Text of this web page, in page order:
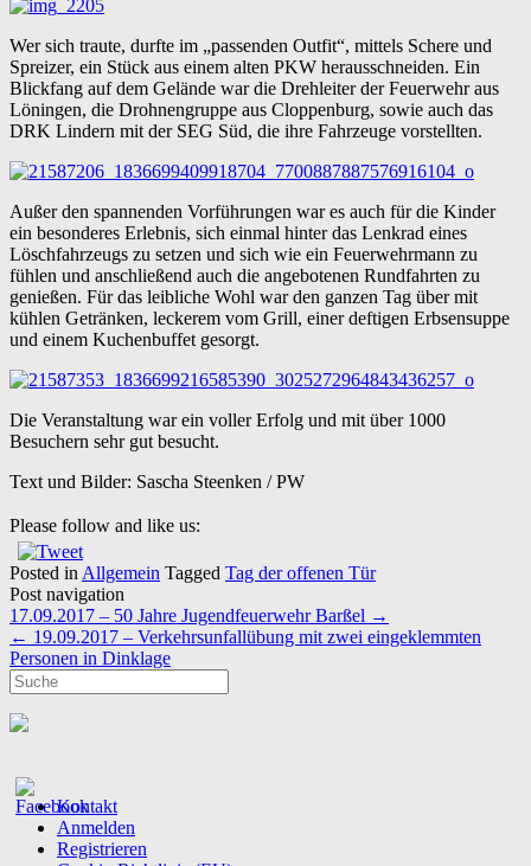
Wer sich traute, durfte im „passenden Outfit“, mittels Schere und
Spreizer, ein Stück aus einem alten PKW herausschneiden. Ein
Blickfang auf dem Gelände war die Drehleiter der Feuerwehr aus
Löningen, die Drohnengruppe aus Cloppenburg, sowie auch das
DRK Lindern mit der SEG Süd, die ihre Fahrzeuge vorstellten.
Außer den spannenden Vorführungen war es auch für die Kinder
ein besonderes Erlebnis, sich einmal hinter das Lenkrad eines
Löschfahrzeugs zu setzen und sich wie ein Feuerwehrmann zu
fühlen und anschließend auch die angebotenen Rundfahrten zu
genießen. Für das leibliche Wohl war den ganzen Tag über mit
kühlen Getränken, leckerem vom Grill, einer deftigen Erbsensuppe
und einem Kuchenbuffet gesorgt.
Die Veranstaltung war ein voller Erfolg und mit über 1000
Besuchern sehr gut besucht.
Text und Bilder: Sascha Steenken / PW
Please follow and like us:
Posted in Allgemein Tagged Tag der offenen Tür
Post navigation
17.09.2017 – 50 Jahre Jugendfeuerwehr Barßel →
← 19.09.2017 – Verkehrsunfallübung mit zwei eingeklemmten
Personen in Dinklage
Kontakt
Anmelden
Registrieren